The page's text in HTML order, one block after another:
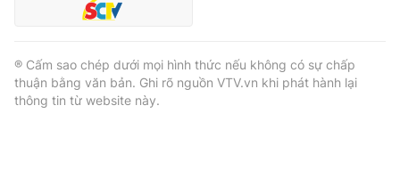
® Cấm sao chép dưới mọi hình thức nếu không có sự chấp
thuận bằng văn bản. Ghi rõ nguồn VTV.vn khi phát hành lại
thông tin từ website này.